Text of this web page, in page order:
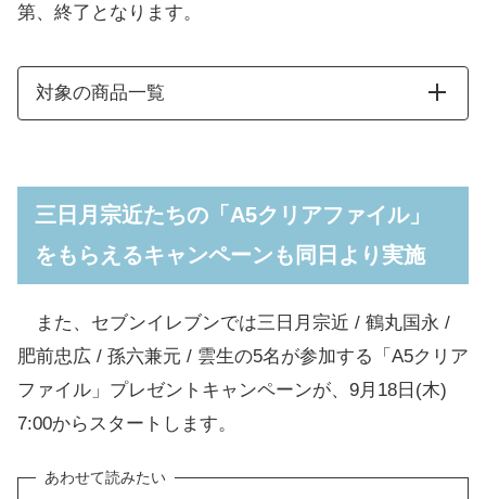
第、終了となります。
対象の商品一覧
三日月宗近たちの「A5クリアファイル」
をもらえるキャンペーンも同日より実施
また、セブンイレブンでは三日月宗近 / 鶴丸国永 /
肥前忠広 / 孫六兼元 / 雲生の5名が参加する「A5クリア
ファイル」プレゼントキャンペーンが、9月18日(木)
7:00からスタートします。